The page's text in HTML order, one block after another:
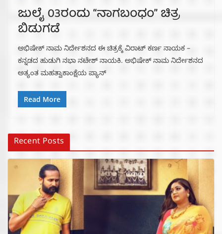
ಜುಲೈ 03ರಂದು “ನಾಗಬಂಧಂ” ಚಿತ್ರ
ಬಿಡುಗಡೆ
ಅಭಿಷೇಕ್‍ ನಾಮ ನಿರ್ದೇಶನದ ಈ ಚಿತ್ರಕ್ಕೆ ವಿರಾಟ್ ಕರ್ಣ ನಾಯಕ –
ಕನ್ನಡದ ಹುಡುಗಿ ನಭಾ ನಟೇಶ್ ನಾಯಕಿ. ಅಭಿಷೇಕ್ ನಾಮ ನಿರ್ದೇಶನದ
ಅತ್ಯಂತ ಮಹತ್ವಾಕಾಂಕ್ಷೆಯ ಪ್ಯಾನ್
Read More
Recent Posts